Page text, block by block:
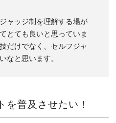
ャッジ制を理解する場が
とても良いと思っていま
だけでなく、セルフジャ
なと思います。
を普及させたい！